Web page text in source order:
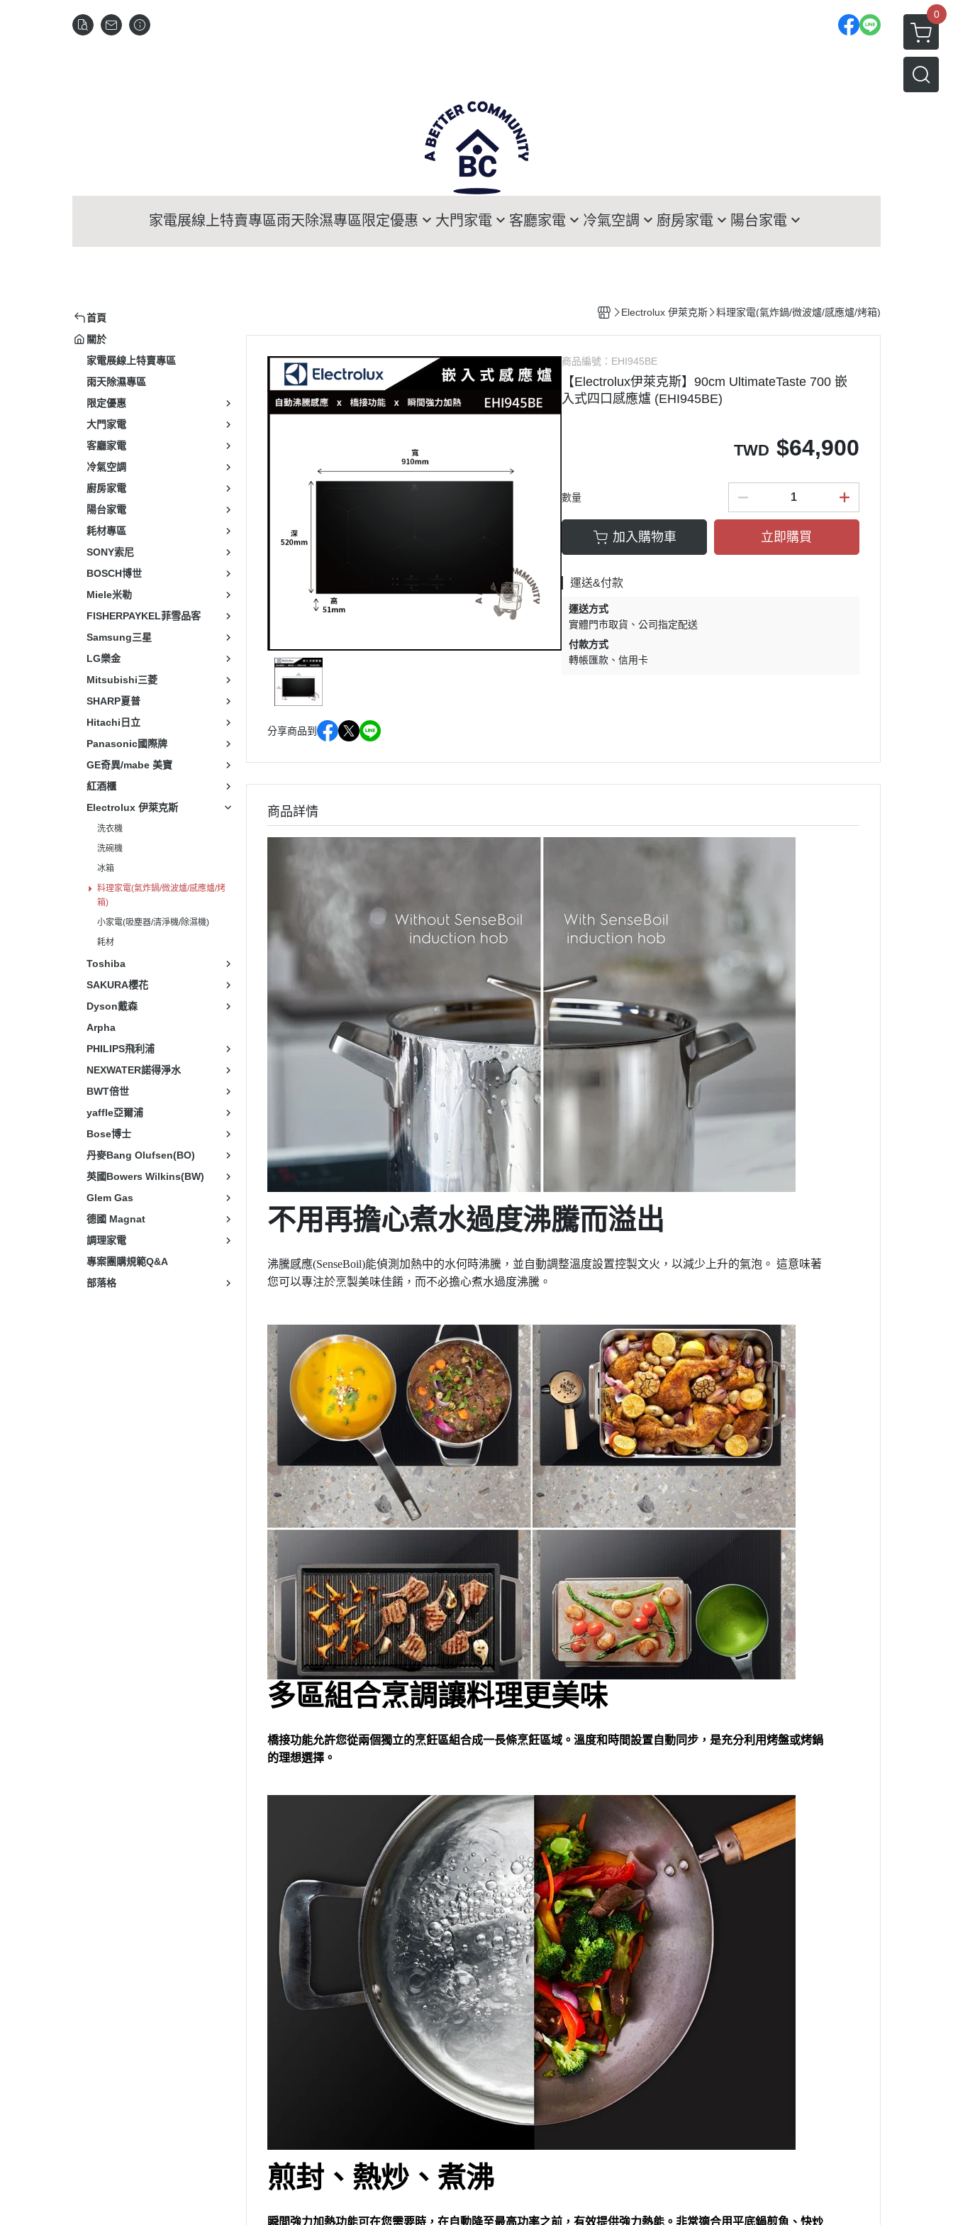
0
家電展線上特賣專區雨天除濕專區 限定優惠 大門家電 客廳家電
丹麥Bang Olufsen 音響
英國Bowers Wilkins音響
Samsung三星音響
冷氣空調
Panasonic國際牌 浴室暖風
機
廚房家電
Kenmore楷模冰箱
LG樂金冰箱
DEEPURE淨森林
烤箱
水波爐
陽台家電
SHARP夏普洗衣機
BOSCH洗衣機
GE奇異洗衣機
BOSCH乾衣機
LG樂金乾衣機
Mabe美寶乾衣機
首頁
關於
家電展線上特賣專區
雨天除濕專區
限定優惠
大門家電
客廳家電
冷氣空調
廚房家電
陽台家電
耗材專區
SONY索尼
BOSCH博世
Miele米勒
FISHERPAYKEL菲雪品客
Samsung三星
LG樂金
Mitsubishi三菱
SHARP夏普
Hitachi日立
Panasonic國際牌
GE奇異/mabe 美寶
紅酒櫃
Electrolux 伊萊克斯
洗衣機
洗碗機
冰箱
料理家電(氣炸鍋/微波爐/感應爐/烤
箱)
小家電(吸塵器/清淨機/除濕機)
耗材
Toshiba
SAKURA櫻花
Dyson戴森
Arpha
PHILIPS飛利浦
NEXWATER諾得淨水
BWT倍世
yaffle亞爾浦
Bose博士
丹麥Bang Olufsen(BO)
英國Bowers Wilkins(BW)
Glem Gas
德國 Magnat
調理家電
專案團購規範Q&A
部落格
Electrolux 伊萊克斯 料理家電(氣炸鍋/微波爐/感應爐/烤箱)
分享商品到
商品編號： EHI945BE
【Electrolux伊萊克斯】90cm UltimateTaste 700 嵌
入式四口感應爐 (EHI945BE)
TWD $64,900
數量
加入購物車 立即購買
運送&付款
運送方式
實體門市取貨
公司指定配送
付款方式
轉帳匯款
信用卡
商品詳情
不用再擔心煮水過度沸騰而溢出
沸騰感應(SenseBoil)能偵測加熱中的水何時沸騰，並自動調整溫度設置控製文火，以減少上升的氣泡。 這意味著
您可以專注於烹製美味佳餚，而不必擔心煮水過度沸騰。
多區組合烹調讓料理更美味
橋接功能允許您從兩個獨立的烹飪區組合成一長條烹飪區域。溫度和時間設置自動同步，是充分利用烤盤或烤鍋
的理想選擇。
煎封、熱炒、煮沸
瞬間強力加熱功能可在您需要時，在自動降至最高功率之前，有效提供強力熱能。非常適合用平底鍋煎魚、快炒